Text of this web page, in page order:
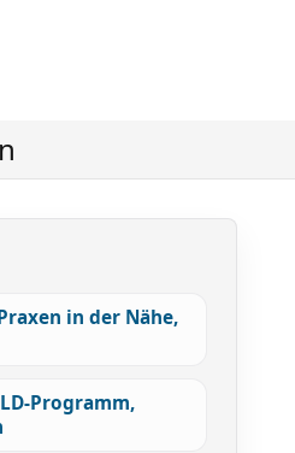
in der Nähe,
Programm,